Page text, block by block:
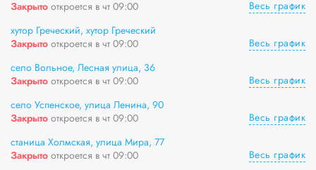
Закрыто откроется в чт 09:00
Весь график
хутор Греческий, хутор Греческий
Закрыто откроется в чт 09:00
Весь график
село Вольное, Лесная улица, 36
Закрыто откроется в чт 09:00
Весь график
село Успенское, улица Ленина, 90
Закрыто откроется в чт 09:00
Весь график
станица Холмская, улица Мира, 77
Закрыто откроется в чт 09:00
Весь график